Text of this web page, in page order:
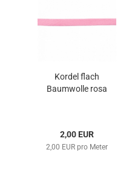
Kordel flach
Baumwolle rosa
2,00 EUR
2,00 EUR pro Meter